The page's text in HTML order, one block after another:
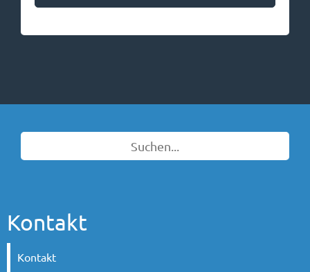
Kontakt
Kontakt